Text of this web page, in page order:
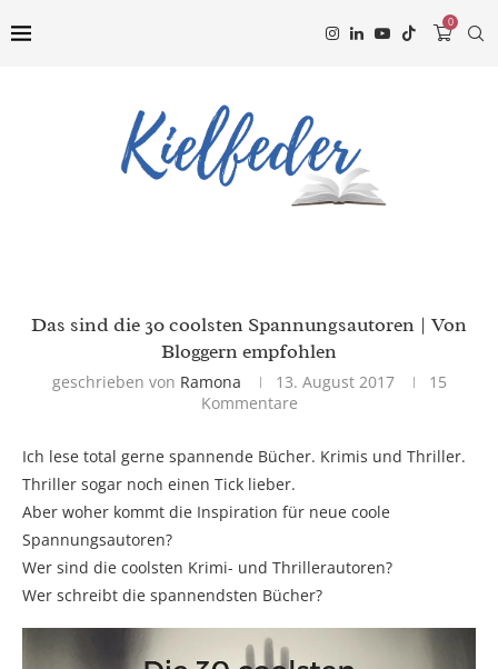
0
Das sind die 30 coolsten Spannungsautoren | Von
Bloggern empfohlen
geschrieben von Ramona 13. August 2017
15
Kommentare
Ich lese total gerne spannende Bücher. Krimis und Thriller.
Thriller sogar noch einen Tick lieber.
Aber woher kommt die Inspiration für neue coole
Spannungsautoren?
Wer sind die coolsten Krimi- und Thrillerautoren?
Wer schreibt die spannendsten Bücher?